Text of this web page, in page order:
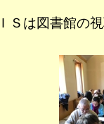
Ｓは図書館の